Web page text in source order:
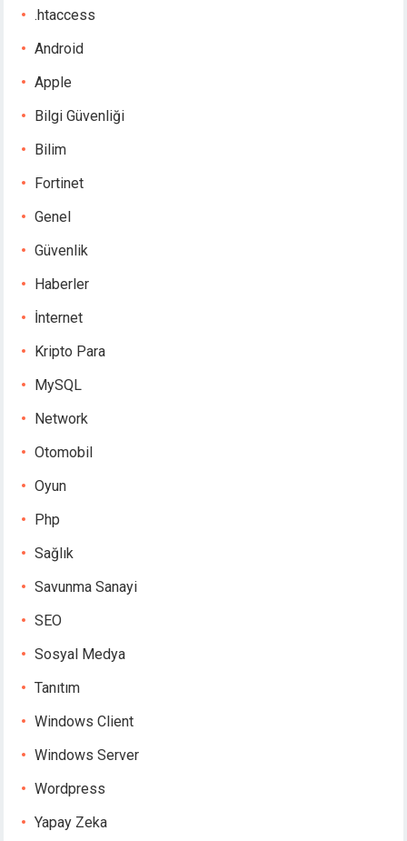
.htaccess
Android
Apple
Bilgi Güvenliği
Bilim
Fortinet
Genel
Güvenlik
Haberler
İnternet
Kripto Para
MySQL
Network
Otomobil
Oyun
Php
Sağlık
Savunma Sanayi
SEO
Sosyal Medya
Tanıtım
Windows Client
Windows Server
Wordpress
Yapay Zeka